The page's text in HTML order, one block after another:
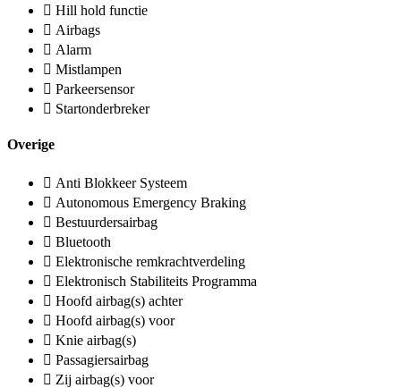
Hill hold functie
Airbags
Alarm
Mistlampen
Parkeersensor
Startonderbreker
Overige
Anti Blokkeer Systeem
Autonomous Emergency Braking
Bestuurdersairbag
Bluetooth
Elektronische remkrachtverdeling
Elektronisch Stabiliteits Programma
Hoofd airbag(s) achter
Hoofd airbag(s) voor
Knie airbag(s)
Passagiersairbag
Zij airbag(s) voor